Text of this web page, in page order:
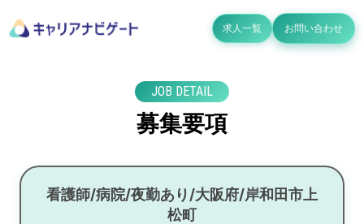
求人一覧 お問い合わせ
JOB DETAIL
募集要項
看護師/病院/夜勤あり/大阪府/岸和田市上
松町